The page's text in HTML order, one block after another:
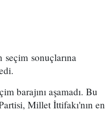
sonuçlarına
barajını aşamadı. Bu
Millet İttifakı'nın en